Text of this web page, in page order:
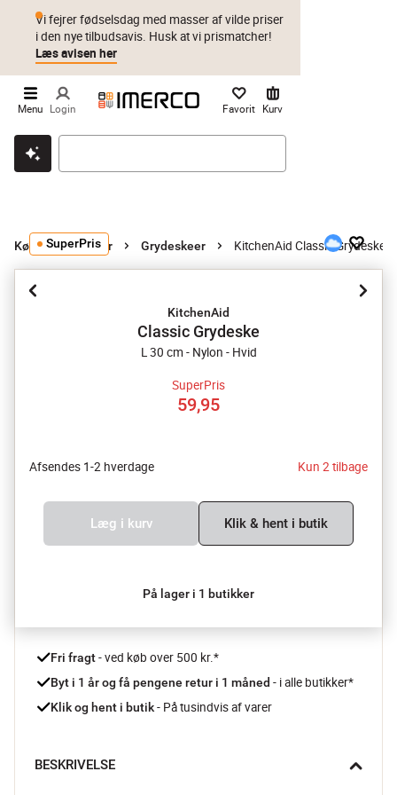
Klik & hent Byt i 1 år Prismatch
Vi fejrer fødselsdag med masser af vilde priser
i den nye tilbudsavis. Husk at vi prismatcher!
Læs avisen her
Menu Login Favorit Kurv
Køkkenredskaber Grydeskeer KitchenAid Classic Grydeske
SuperPris
KitchenAid
Classic Grydeske
L 30 cm - Nylon - Hvid
SuperPris
59,95
Afsendes 1-2 hverdage Kun 2 tilbage
Læg i kurv Klik & hent i butik
På lager i 1 butikker
Fri fragt - ved køb over 500 kr.*
Byt i 1 år og få pengene retur i 1 måned - i alle butikker*
Klik og hent i butik - På tusindvis af varer
BESKRIVELSE